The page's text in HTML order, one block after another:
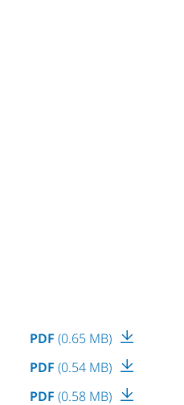
PDF (0.65 MB)
PDF (0.54 MB)
PDF (0.58 MB)